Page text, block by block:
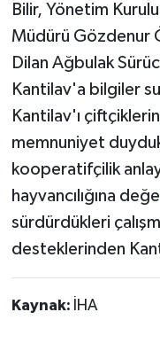
Bilir, Yönetim
Müdürü Gözdenur
Dilan Ağbulak
Kantilav'a bilgiler
Kantilav'ı
memnuniyet
kooperatifçilik
hayvancılığına
sürdürdükleri
desteklerinden
Kaynak: İHA